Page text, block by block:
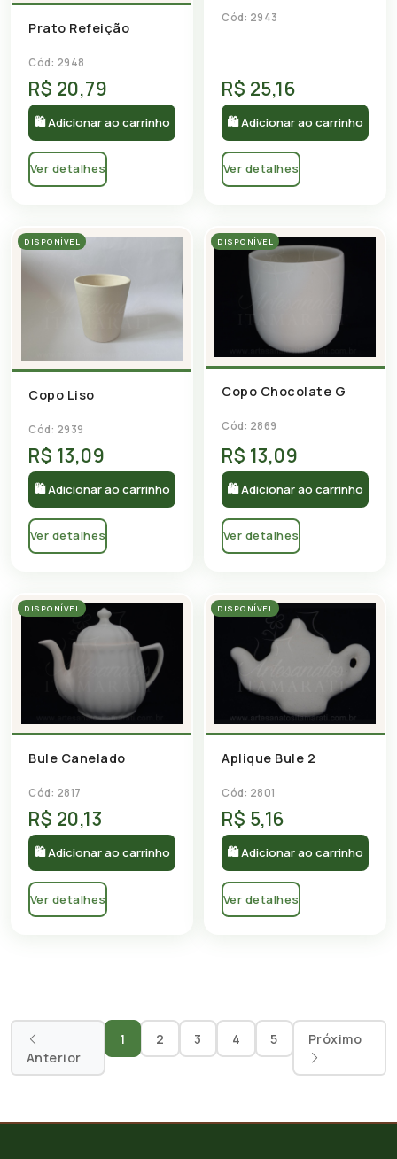
Prato Refeição
Cód: 2948
R$ 20,79
🛍 Adicionar ao carrinho
Ver detalhes
Cód: 2943
R$ 25,16
🛍 Adicionar ao carrinho
Ver detalhes
DISPONÍVEL
Copo Liso
Cód: 2939
R$ 13,09
🛍 Adicionar ao carrinho
Ver detalhes
DISPONÍVEL
Copo Chocolate G
Cód: 2869
R$ 13,09
🛍 Adicionar ao carrinho
Ver detalhes
DISPONÍVEL
Bule Canelado
Cód: 2817
R$ 20,13
🛍 Adicionar ao carrinho
Ver detalhes
DISPONÍVEL
Aplique Bule 2
Cód: 2801
R$ 5,16
🛍 Adicionar ao carrinho
Ver detalhes
Anterior
1 2 3 4 5 Próximo